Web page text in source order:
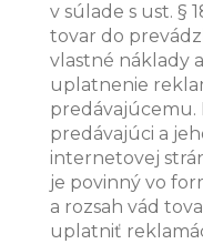
v súlade s ust. §
tovar do
vlastné náklady
uplatnenie
predávajúci a
internetovej
je povinný vo
a rozsah vád
uplatniť